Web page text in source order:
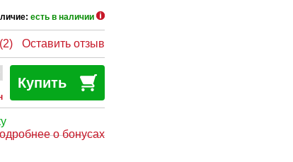
есть в наличии
Оставить отзыв
Купить
о бонусах